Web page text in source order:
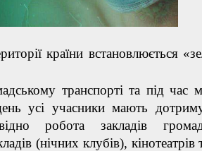
країни встановлюється
транспорті та під час
усі учасники мають
робота закладів
(нічних клубів), кінотеатрів